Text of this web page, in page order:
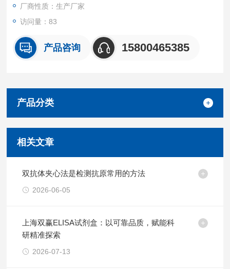
蛋白无明显交叉反应。
重复性
试剂盒组成及保存
见说明书
厂商性质：生产厂家
访问量：83
产品咨询 15800465385
产品分类
相关文章
双抗体夹心法是检测抗原常用的方法
2026-06-05
上海双赢ELISA试剂盒：以可靠品质，赋能科
研精准探索
2026-07-13